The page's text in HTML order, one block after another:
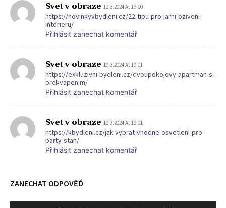
Svet v obraze 19.3.2024 At 19:00
https://novinkyvbydleni.cz/22-tipu-pro-jarni-oziveni-
interieru/
Přihlásit zanechat komentář
Svet v obraze 19.3.2024 At 19:01
https://exkluzivni-bydleni.cz/dvoupokojovy-apartman-s-
prekvapenim/
Přihlásit zanechat komentář
Svet v obraze 19.3.2024 At 19:01
https://kbydleni.cz/jak-vybrat-vhodne-osvetleni-pro-
party-stan/
Přihlásit zanechat komentář
ZANECHAT ODPOVĚĎ